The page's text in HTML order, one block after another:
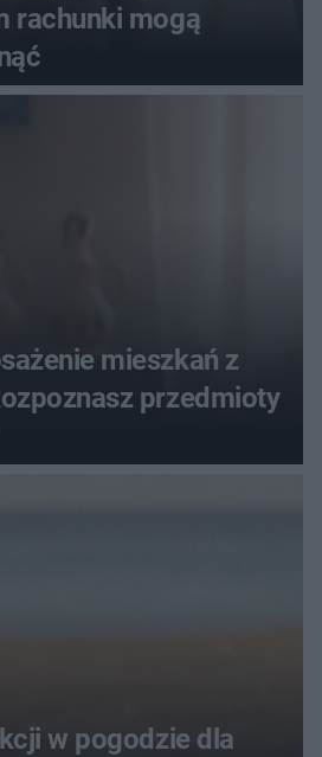
rachunki mogą
mieszkań z
przedmioty
w pogodzie dla